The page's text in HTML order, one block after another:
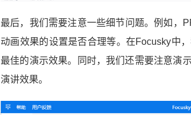
最后，我们需要注意一些细节问题。例如，
动画效果的设置是否合理等。在Focusky中
最佳的演示效果。同时，我们还需要注意演
演讲效果。